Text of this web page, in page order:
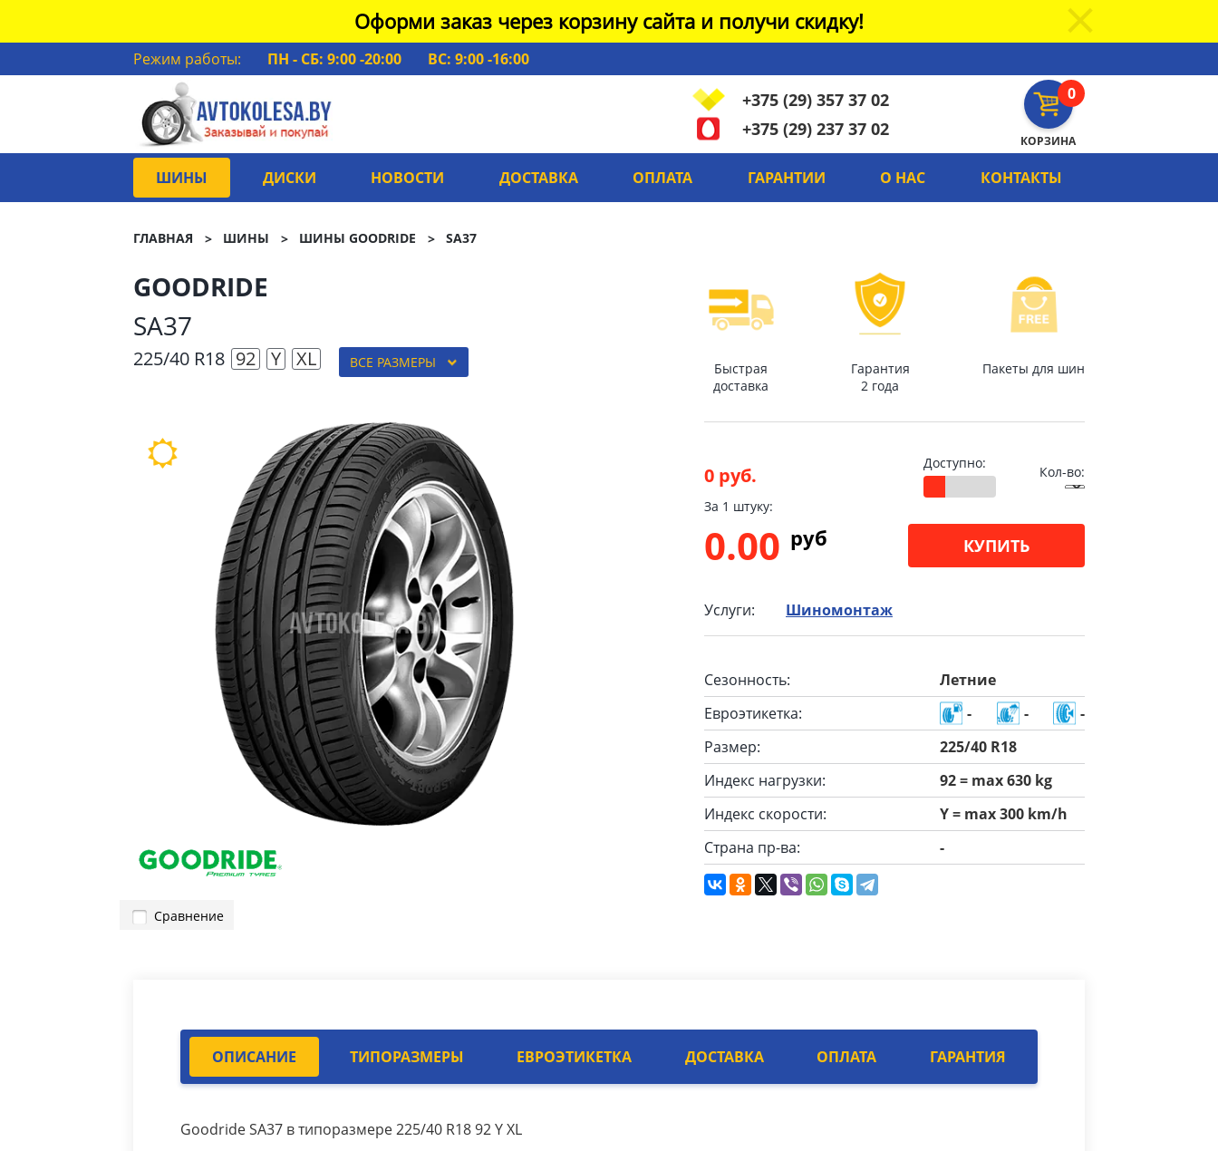
Оформи заказ через корзину сайта и получи скидку!
Режим работы: ПН - СБ: 9:00 -20:00
ВС: 9:00 -16:00
0
КОРЗИНА
+375 (29) 357 37 02
+375 (29) 237 37 02
ШИНЫ ДИСКИ НОВОСТИ ДОСТАВКА ОПЛАТА ГАРАНТИИ О НАС КОНТАКТЫ
ГЛАВНАЯ ШИНЫ ШИНЫ GOODRIDE SA37
GOODRIDE
SA37
225/40 R18 92 Y XL ВСЕ РАЗМЕРЫ
Сравнение
Быстрая
доставка
Гарантия
2 года
Пакеты для шин
0 руб.
Доступно:
Кол-во:
За 1 штуку:
0.00 pуб КУПИТЬ
Услуги: Шиномонтаж
Сезонность:
Летние
Евроэтикетка:
- -
-
Размер:
225/40 R18
Индекс нагрузки:
92 = max 630 kg
Индекс скорости:
Y = max 300 km/h
Страна пр-ва:
-
ОПИСАНИЕ ТИПОРАЗМЕРЫ ЕВРОЭТИКЕТКА ДОСТАВКА ОПЛАТА ГАРАНТИЯ
Goodride SA37 в типоразмере 225/40 R18 92 Y XL